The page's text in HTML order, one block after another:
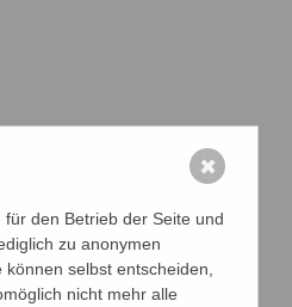
den Betrieb der Seite und
zu anonymen
selbst entscheiden,
nicht mehr alle
✖